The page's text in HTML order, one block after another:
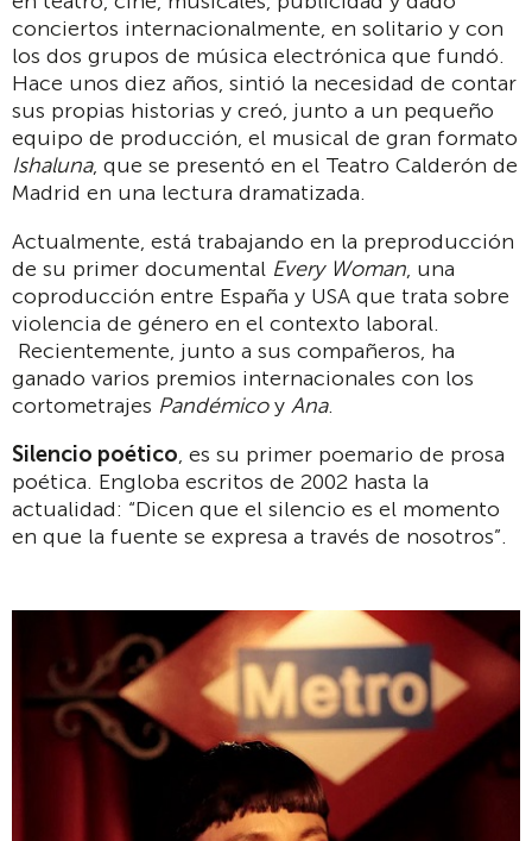
conciertos internacionalmente, en solitario y con
los dos grupos de música electrónica que fundó.
Hace unos diez años, sintió la necesidad de contar
sus propias historias y creó, junto a un pequeño
equipo de producción, el musical de gran formato
Ishaluna, que se presentó en el Teatro Calderón de
Madrid en una lectura dramatizada.
Actualmente, está trabajando en la preproducción
de su primer documental Every Woman, una
coproducción entre España y USA que trata sobre
violencia de género en el contexto laboral.
Recientemente, junto a sus compañeros, ha
ganado varios premios internacionales con los
cortometrajes Pandémicoy Ana.
Silencio poético, es su primer poemario de prosa
poética. Engloba escritos de 2002 hasta la
actualidad: “Dicen que el silencio es el momento
en que la fuente se expresa a través de nosotros”.